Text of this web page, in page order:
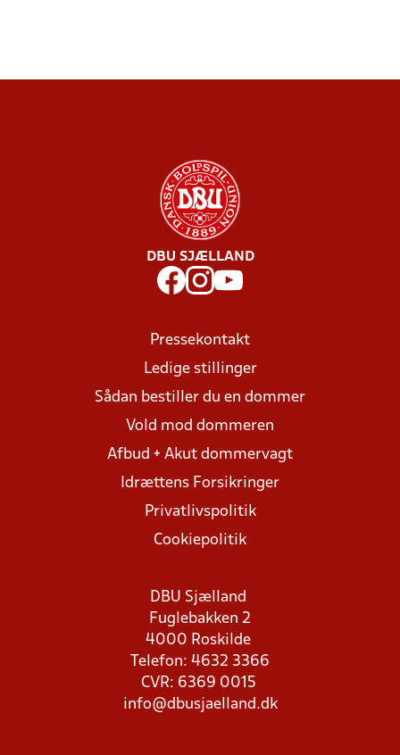
DBU SJÆLLAND
Pressekontakt
Ledige stillinger
Sådan bestiller du en dommer
Vold mod dommeren
Afbud + Akut dommervagt
Idrættens Forsikringer
Privatlivspolitik
Cookiepolitik
DBU Sjælland
Fuglebakken 2
4000 Roskilde
Telefon: 4632 3366
CVR: 6369 0015
info@dbusjaelland.dk